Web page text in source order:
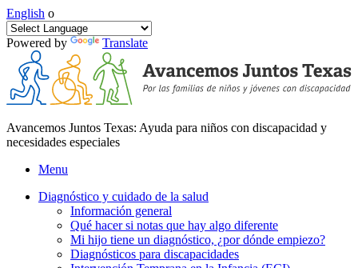
English o
Powered by Translate
Avancemos Juntos Texas: Ayuda para niños con discapacidad y
necesidades especiales
Menu
Diagnóstico y cuidado de la salud
Información general
Qué hacer si notas que hay algo diferente
Mi hijo tiene un diagnóstico, ¿por dónde empiezo?
Diagnósticos para discapacidades